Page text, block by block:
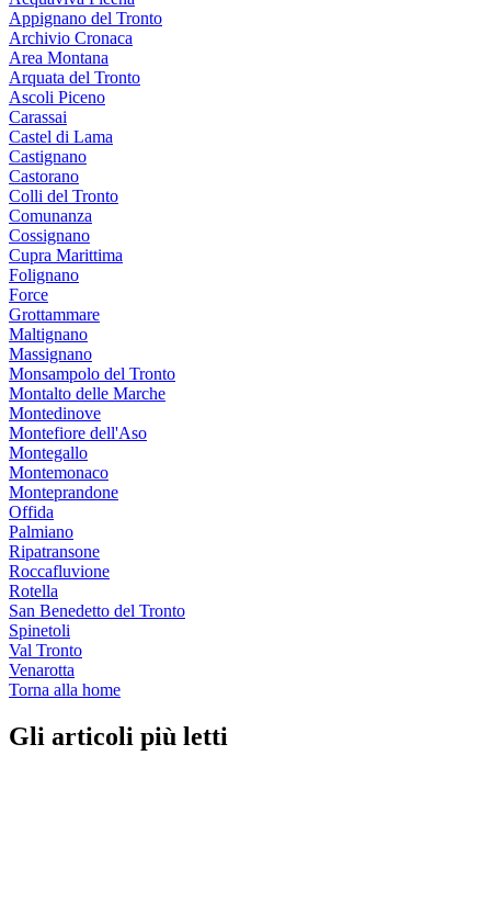
Appignano del Tronto
Archivio Cronaca
Area Montana
Arquata del Tronto
Ascoli Piceno
Carassai
Castel di Lama
Castignano
Castorano
Colli del Tronto
Comunanza
Cossignano
Cupra Marittima
Folignano
Force
Grottammare
Maltignano
Massignano
Monsampolo del Tronto
Montalto delle Marche
Montedinove
Montefiore dell'Aso
Montegallo
Montemonaco
Monteprandone
Offida
Palmiano
Ripatransone
Roccafluvione
Rotella
San Benedetto del Tronto
Spinetoli
Val Tronto
Venarotta
Torna alla home
Gli articoli più letti